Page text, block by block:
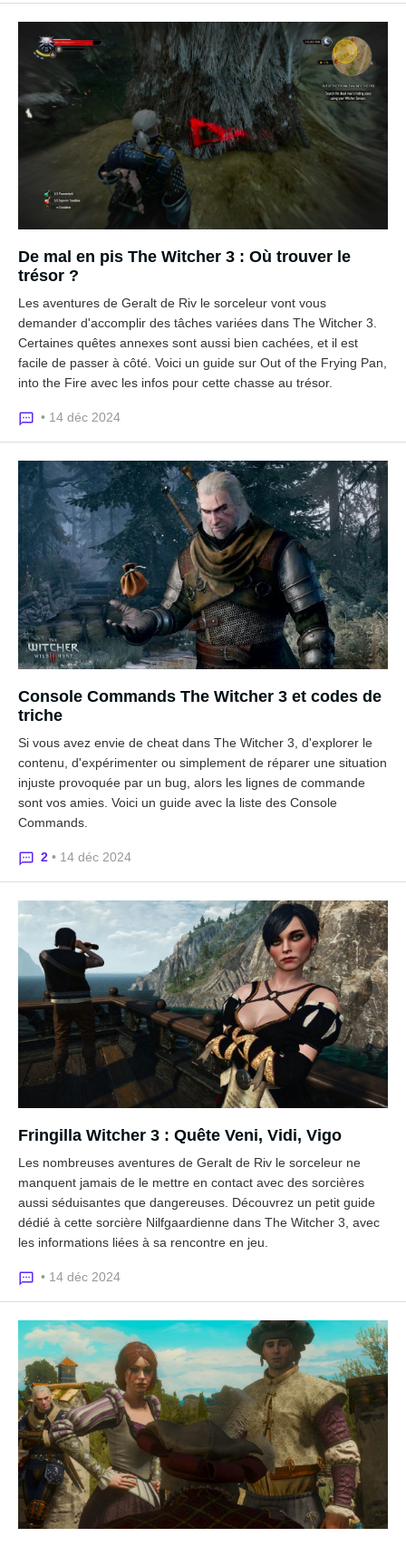
De mal en pis The Witcher 3 : Où trouver le
trésor ?
Les aventures de Geralt de Riv le sorceleur vont vous
demander d'accomplir des tâches variées dans The Witcher 3.
Certaines quêtes annexes sont aussi bien cachées, et il est
facile de passer à côté. Voici un guide sur Out of the Frying Pan,
into the Fire avec les infos pour cette chasse au trésor.
• 14 déc 2024
Console Commands The Witcher 3 et codes de
triche
Si vous avez envie de cheat dans The Witcher 3, d'explorer le
contenu, d'expérimenter ou simplement de réparer une situation
injuste provoquée par un bug, alors les lignes de commande
sont vos amies. Voici un guide avec la liste des Console
Commands.
2 • 14 déc 2024
Fringilla Witcher 3 : Quête Veni, Vidi, Vigo
Les nombreuses aventures de Geralt de Riv le sorceleur ne
manquent jamais de le mettre en contact avec des sorcières
aussi séduisantes que dangereuses. Découvrez un petit guide
dédié à cette sorcière Nilfgaardienne dans The Witcher 3, avec
les informations liées à sa rencontre en jeu.
• 14 déc 2024